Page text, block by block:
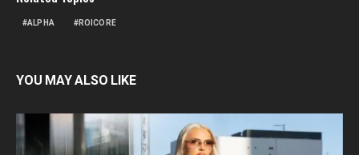
ALPHA ROICORE
YOU MAY ALSO LIKE